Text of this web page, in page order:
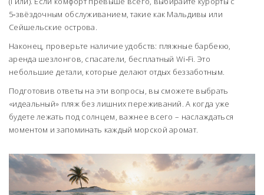
5‑звёздочным обслуживанием, такие как Мальдивы или
Сейшельские острова.
Наконец, проверьте наличие удобств: пляжные барбекю,
аренда шезлонгов, спасатели, бесплатный Wi‑Fi. Это
небольшие детали, которые делают отдых беззаботным.
Подготовив ответы на эти вопросы, вы сможете выбрать
«идеальный» пляж без лишних переживаний. А когда уже
будете лежать под солнцем, важнее всего – наслаждаться
моментом и запоминать каждый морской аромат.